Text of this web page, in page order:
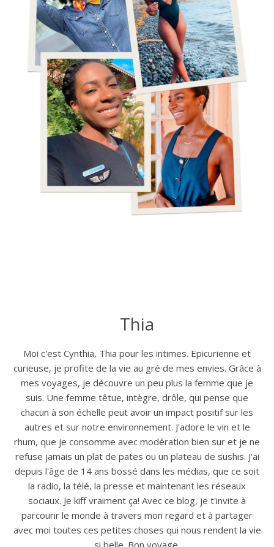
Thia
Moi c'est Cynthia, Thia pour les intimes. Epicurienne et
curieuse, je profite de la vie au gré de mes envies. Grâce à
mes voyages, je découvre un peu plus la femme que je
suis. Une femme têtue, intègre, drôle, qui pense que
chacun à son échelle peut avoir un impact positif sur les
autres et sur notre environnement. J'adore le vin et le
rhum, que je consomme avec modération bien sur et je ne
refuse jamais un plat de pates ou un plateau de sushis. J'ai
depuis l'âge de 14 ans bossé dans les médias, que ce soit
la radio, la télé, la presse et maintenant les réseaux
sociaux. Je kiff vraiment ça! Avec ce blog, je t'invite à
parcourir le monde à travers mon regard et à partager
avec moi toutes ces petites choses qui nous rendent la vie
si belle. Bon voyage.